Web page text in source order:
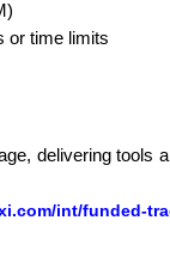
or time limits
delivering tools
int/funded-